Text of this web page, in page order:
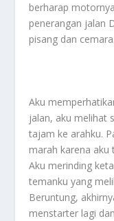
berharap
penerangan jalan
pisang dan cemara.
Aku
jalan, aku melihat
tajam ke arahku.
marah karena aku
Aku merinding
temanku yang
Beruntung,
menstarter lagi